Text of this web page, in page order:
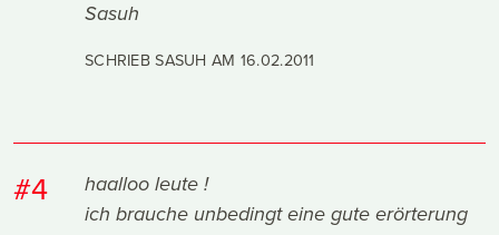
Sasuh
SCHRIEB SASUH AM 16.02.2011
#4
haalloo leute !
ich brauche unbedingt eine gute erörterung